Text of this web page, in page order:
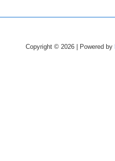
Copyright © 2026 | Powered by